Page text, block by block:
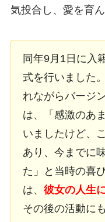
気投合し、愛を育ん
同年9月1日に入
式を行いました
れながらバージ
は、「感激のあ
いましたけど、
あり、今までに
た」と当時の喜
は、 彼女の人生
その後の活動に